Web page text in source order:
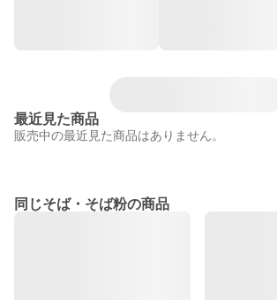
最近見た商品
販売中の最近見た商品はありません。
同じそば・そば粉の商品